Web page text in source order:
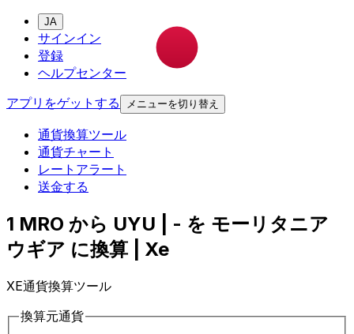
JA
サインイン
登録
ヘルプセンター
アプリをゲットする
メニューを切り替え
通貨換算ツール
通貨チャート
レートアラート
送金する
1 MRO から UYU | - を モーリタニア
ウギア に換算 | Xe
XE通貨換算ツール
換算元通貨